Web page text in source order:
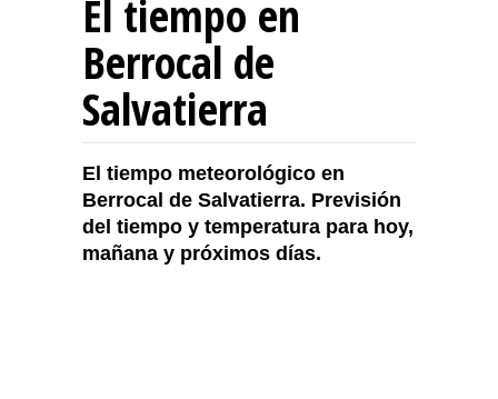
El tiempo en
Berrocal de
Salvatierra
El tiempo meteorológico en
Berrocal de Salvatierra. Previsión
del tiempo y temperatura para hoy,
mañana y próximos días.